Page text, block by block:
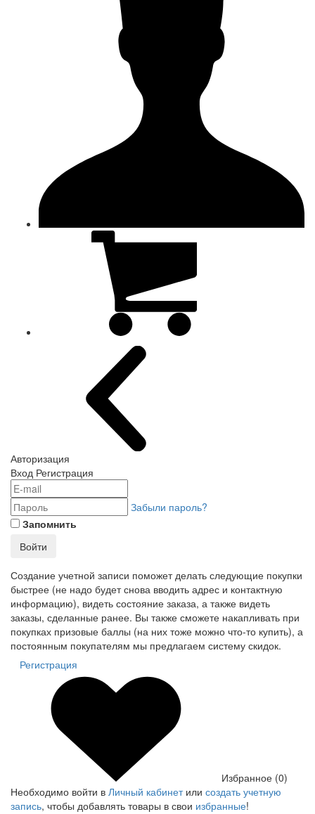
Авторизация
Вход Регистрация
Забыли пароль?
Запомнить
Войти
Создание учетной записи поможет делать следующие покупки
быстрее (не надо будет снова вводить адрес и контактную
информацию), видеть состояние заказа, а также видеть
заказы, сделанные ранее. Вы также сможете накапливать при
покупках призовые баллы (на них тоже можно что-то купить), а
постоянным покупателям мы предлагаем систему скидок.
Регистрация
Избранное (0)
Необходимо войти в Личный кабинетили создать учетную
запись, чтобы добавлять товары в свои избранные!